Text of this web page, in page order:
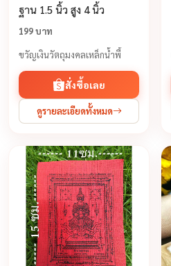
ฐาน 1.5 นิ้ว สูง 4 นิ้ว
199 บาท
ขวัญเงินวัตถุมงคลเหล็กน้ำพี้
สั่งซื้อเลย
ดูรายละเอียดทั้งหมด